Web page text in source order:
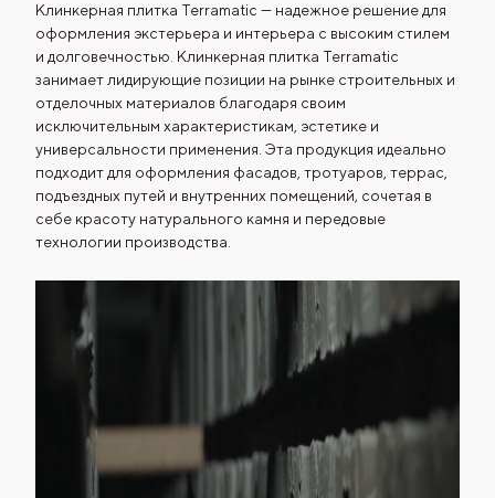
Клинкерная плитка Terramatic — надежное решение для
оформления экстерьера и интерьера с высоким стилем
и долговечностью. Клинкерная плитка Terramatic
занимает лидирующие позиции на рынке строительных и
отделочных материалов благодаря своим
исключительным характеристикам, эстетике и
универсальности применения. Эта продукция идеально
подходит для оформления фасадов, тротуаров, террас,
подъездных путей и внутренних помещений, сочетая в
себе красоту натурального камня и передовые
технологии производства.